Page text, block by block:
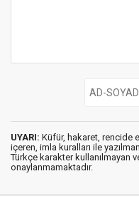
UYARI: Küfür, hakaret, rencide
içeren, imla kuralları ile
Türkçe karakter kullanılmayan
onaylanmamaktadır.